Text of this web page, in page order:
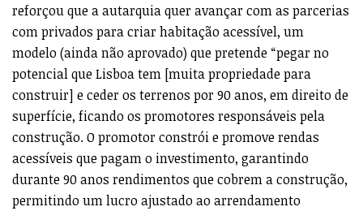
reforçou que a autarquia quer avançar com as parcerias
com privados para criar habitação acessível, um
modelo (ainda não aprovado) que pretende “pegar no
potencial que Lisboa tem [muita propriedade para
construir] e ceder os terrenos por 90 anos, em direito de
superfície, ficando os promotores responsáveis pela
construção. O promotor constrói e promove rendas
acessíveis que pagam o investimento, garantindo
durante 90 anos rendimentos que cobrem a construção,
permitindo um lucro ajustado ao arrendamento